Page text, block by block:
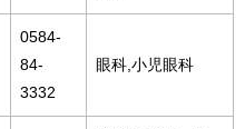
0584-
84-
3332
眼科,小児眼科